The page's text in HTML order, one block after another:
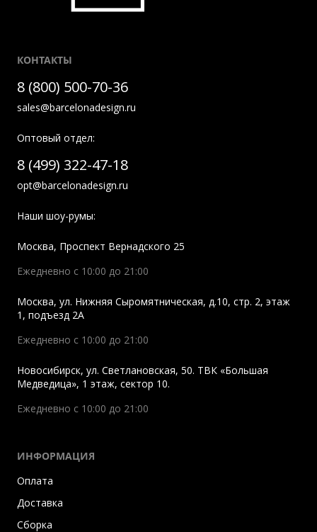
КОНТАКТЫ
8 (800) 500-70-36
sales@barcelonadesign.ru
Оптовый отдел:
8 (499) 322-47-18
opt@barcelonadesign.ru
Наши шоу-румы:
Москва, Проспект Вернадского 25
Ежедневно с 10:00 до 21:00
Москва, ул. Нижняя Сыромятническая, д.10, стр. 2, этаж
1, подъезд 2A
Ежедневно с 10:00 до 21:00
Новосибирск, ул. Светлановская, 50. ТВК «Большая
Медведица», 1 этаж, сектор 10.
Ежедневно с 10:00 до 21:00
ИНФОРМАЦИЯ
Оплата
Доставка
Сборка